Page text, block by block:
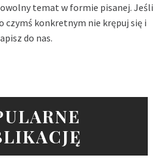
temat w formie pisanej. Jeśli
czymś konkretnym nie krępuj się i
do nas.